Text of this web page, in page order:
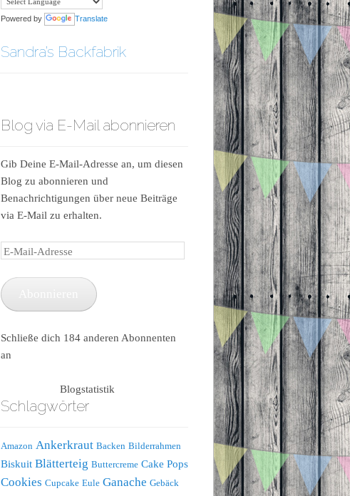
Powered by Translate
Sandra’s Backfabrik
Blog via E-Mail abonnieren
Gib Deine E-Mail-Adresse an, um diesen
Blog zu abonnieren und
Benachrichtigungen über neue Beiträge
via E-Mail zu erhalten.
E-
Adresse
Schließe dich 184 anderen Abonnenten
an
Blogstatistik
Schlagwörter
Amazon Ankerkraut Backen Bilderrahmen
Biskuit Blätterteig Buttercreme Cake Pops
Cookies Cupcake Eule Ganache Gebäck